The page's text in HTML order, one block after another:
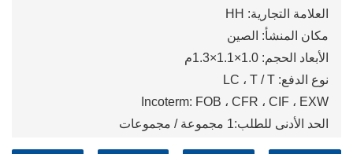
العلامة التجارية: HH
مكان المنشأ: الصين
الأبعاد الحجم: 1.0×1.1×1.3م
نوع الدفع: LC ، T / T
Incoterm: FOB ، CFR ، CIF ، EXW
الحد الأدنى للطلب:1 مجموعة / مجموعات